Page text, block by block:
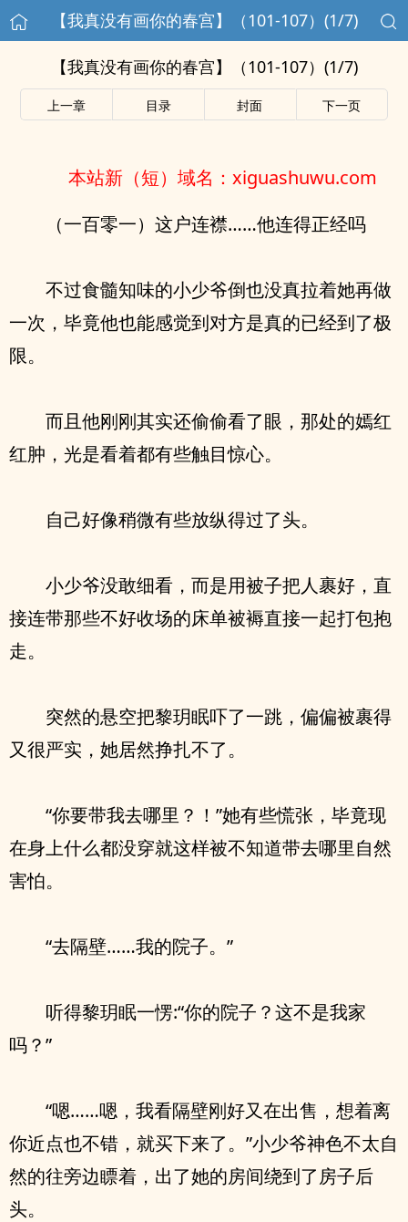
【我真没有画你的春宫】（101-107）(1/7)
【我真没有画你的春宫】（101-107）(1/7)
上一章 目录 封面 下一页
本站新（短）域名：xiguashuwu.com
（一百零一）这户连襟……他连得正经吗
不过食髓知味的小少爷倒也没真拉着她再做
一次，毕竟他也能感觉到对方是真的已经到了极
限。
而且他刚刚其实还偷偷看了眼，那处的嫣红
红肿，光是看着都有些触目惊心。
自己好像稍微有些放纵得过了头。
小少爷没敢细看，而是用被子把人裹好，直
接连带那些不好收场的床单被褥直接一起打包抱
走。
突然的悬空把黎玥眠吓了一跳，偏偏被裹得
又很严实，她居然挣扎不了。
“你要带我去哪里？！”她有些慌张，毕竟现
在身上什么都没穿就这样被不知道带去哪里自然
害怕。
“去隔壁……我的院子。”
听得黎玥眠一愣:“你的院子？这不是我家
吗？”
“嗯……嗯，我看隔壁刚好又在出售，想着离
你近点也不错，就买下来了。”小少爷神色不太自
然的往旁边瞟着，出了她的房间绕到了房子后
头。